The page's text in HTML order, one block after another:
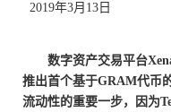
2019年3月 13 日
数字资产交易平台
推出首个基于GRAM代币
流动性的重要一步，因为